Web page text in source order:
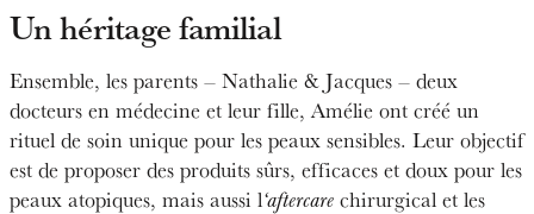
Un héritage familial
Ensemble, les parents – Nathalie & Jacques – deux
docteurs en médecine et leur fille, Amélie ont créé un
rituel de soin unique pour les peaux sensibles. Leur objectif
est de proposer des produits sûrs, efficaces et doux pour les
peaux atopiques, mais aussi l‘aftercare chirurgical et les